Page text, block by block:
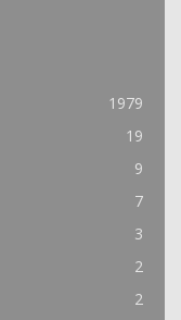
1979
19
9
7
3
2
2